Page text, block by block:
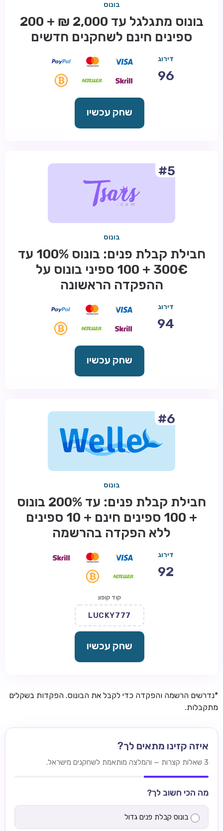
בונוס
בונוס מתגלגל עד 2,000 ₪ + 200
ספינים חינם לשחקנים חדשים
דירוג
96
שחק עכשיו
#5
בונוס
חבילת קבלת פנים: בונוס 100% עד
300€ + 100 ספיני בונוס על
ההפקדה הראשונה
דירוג
94
שחק עכשיו
#6
בונוס
חבילת קבלת פנים: עד 200% בונוס
+ 100 ספינים חינם + 10 ספינים
ללא הפקדה בהרשמה
דירוג
92
קוד קופון
LUCKY777
שחק עכשיו
*נדרשים הרשמה והפקדה כדי לקבל את הבונוס. הפקדות בשקלים
מתקבלות.
איזה קזינו מתאים לך?
3 שאלות קצרות — והמלצה מותאמת לשחקנים מישראל.
מה הכי חשוב לך?
בונוס קבלת פנים גדול